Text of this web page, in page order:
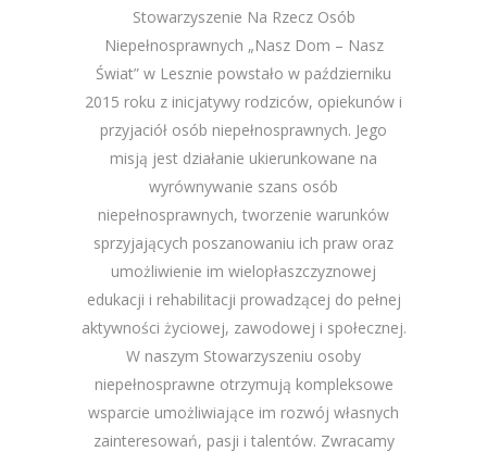
Stowarzyszenie Na Rzecz Osób
Niepełnosprawnych „Nasz Dom – Nasz
Świat” w Lesznie powstało w październiku
2015 roku z inicjatywy rodziców, opiekunów i
przyjaciół osób niepełnosprawnych. Jego
misją jest działanie ukierunkowane na
wyrównywanie szans osób
niepełnosprawnych, tworzenie warunków
sprzyjających poszanowaniu ich praw oraz
umożliwienie im wielopłaszczyznowej
edukacji i rehabilitacji prowadzącej do pełnej
aktywności życiowej, zawodowej i społecznej.
W naszym Stowarzyszeniu osoby
niepełnosprawne otrzymują kompleksowe
wsparcie umożliwiające im rozwój własnych
zainteresowań, pasji i talentów. Zwracamy